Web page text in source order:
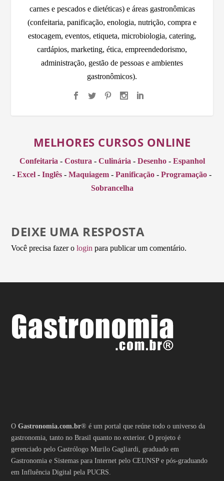
carnes e pescados e dietéticas) e áreas gastronômicas
(confeitaria, panificação, enologia, nutrição, compra e
estocagem, eventos, etiqueta, microbiologia, catering,
cardápios, marketing, ética, empreendedorismo,
administração, gestão de pessoas e ambientes
gastronômicos).
MELHORES CURSOS ONLINE
Confeitaria - Costura - Culinária - Desenho- Espanhol
- Excel - Inglês - Maquiagem - Panificação - Programação -
Sobrancelha
DEIXE UMA RESPOSTA
Você precisa fazer ologin para publicar um comentário.
OGastronomia.com.br® é um portal que reúne todo o universo da
gastronomia, tanto no Brasil quanto no exterior. O projeto é
gerenciado pelo Gastrólogo Murilo Gagliardi, graduado em
Gastronomia e Sistemas para Internet pelo CEUNSP e pós-graduando
em Influência Digital pela PUCRS.